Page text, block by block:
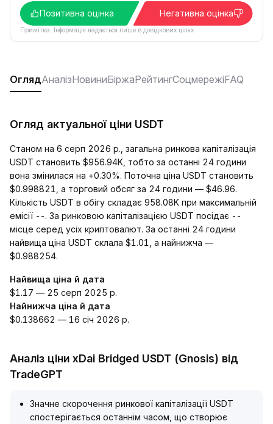
Позитивна оцінка
Негативна оцінка
Примітка. Інформація надається лише в довідкових цілях.
ОглядАналізНовиниБіржаРейтингСоцмережіFAQ
Огляд актуальної ціни USDT
Станом на 6 серп 2026 р., загальна ринкова капіталізація
USDT становить $956.94K, тобто за останні 24 години
вона змінилася на +0.30%. Поточна ціна USDT становить
$0.998821, а торговий обсяг за 24 години — $46.96.
Кількість USDT в обігу складає 958.08K при максимальній
емісії --. За ринковою капіталізацією USDT посідає --
місце серед усіх криптовалют. За останні 24 години
найвища ціна USDT склала $1.01, а найнижча —
$0.988254.
Найвища ціна й дата
$1.17 — 25 серп 2025 р.
Найнижча ціна й дата
$0.138662 — 16 січ 2026 р.
Аналіз ціни xDai Bridged USDT (Gnosis) від
TradeGPT
Значне скорочення ринкової капіталізації USDT
спостерігається останнім часом, що створює